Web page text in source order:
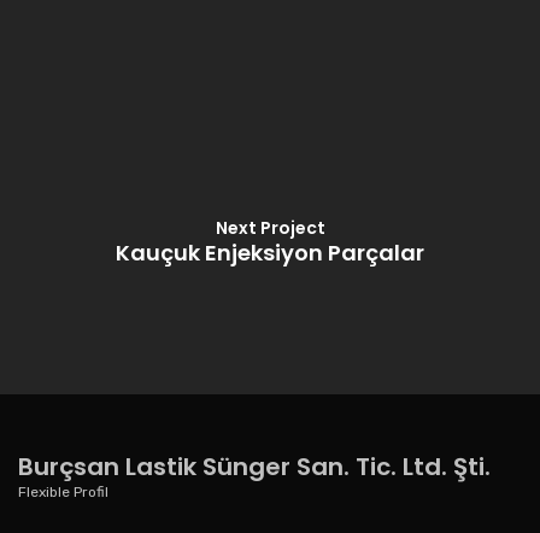
Next Project
Kauçuk Enjeksiyon Parçalar
Burçsan Lastik Sünger San. Tic. Ltd. Şti.
Flexible Profil